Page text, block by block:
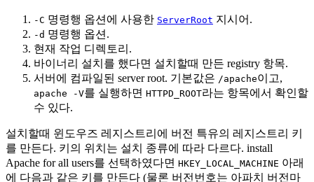
-C 명령행 옵션에 사용한 ServerRoot 지시어.
-d 명령행 옵션.
현재 작업 디렉토리.
바이너리 설치를 했다면 설치할때 만든 registry 항목.
서버에 컴파일된 server root. 기본값은 /apache이고,
apache -V를 실행하면 HTTPD_ROOT라는 항목에서 확인할
수 있다.
설치할때 윈도우즈 레지스트리에 버전 특유의 레지스트리 키
를 만든다. 키의 위치는 설치 종류에 따라 다르다. install
Apache for all users를 선택하였다면 HKEY_LOCAL_MACHINE 아래
에 다음과 같은 키를 만든다 (물론 버전번호는 아파치 버전마